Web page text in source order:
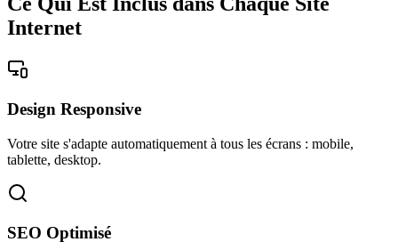
Internet
Design Responsive
Votre site s'adapte automatiquement à tous les écrans : mobile,
tablette, desktop.
SEO Optimisé